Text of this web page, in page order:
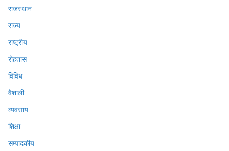
राजस्थान
राज्य
राष्ट्रीय
रोहतास
विविध
वैशाली
व्यवसाय
शिक्षा
सम्पादकीय